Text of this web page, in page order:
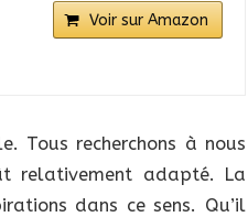
Voir sur Amazon
Tous recherchons à nous
relativement adapté. La
dans ce sens. Qu’il